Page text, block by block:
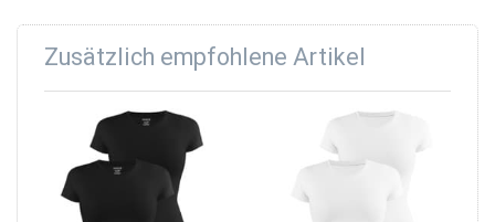
Zusätzlich empfohlene Artikel